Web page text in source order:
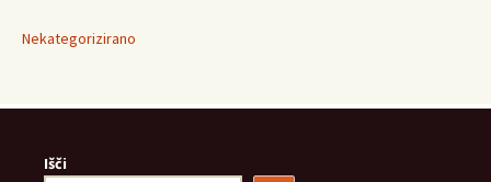
Nekategorizirano
Išči